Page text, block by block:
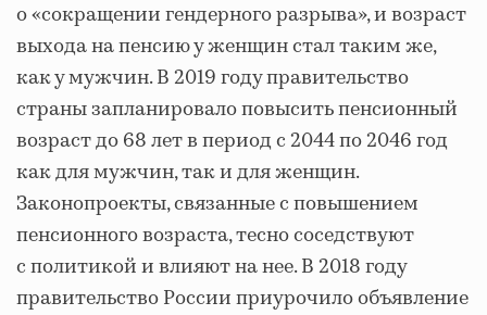
о «сокращении гендерного разрыва», и возраст
выхода на пенсию у женщин стал таким же,
как у мужчин. В 2019 году правительство
страны запланировало повысить пенсионный
возраст до 68 лет в период с 2044 по 2046 год
как для мужчин, так и для женщин.
Законопроекты, связанные с повышением
пенсионного возраста, тесно соседствуют
с политикой и влияют на нее. В 2018 году
правительство России приурочило объявление